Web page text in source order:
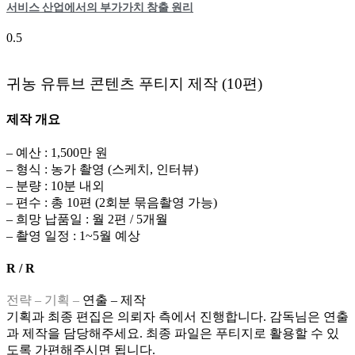
서비스 산업에서의 부가가치 창출 원리
귀농 유튜브 콘텐츠 푸티지 제작 (10편)
제작 개요
– 예산 : 1,500만 원
– 형식 : 농가 촬영 (스케치, 인터뷰)
– 분량 : 10분 내외
– 편수 : 총 10편 (2회분 묶음촬영 가능)
– 희망 납품일 : 월 2편 / 5개월
– 촬영 일정 : 1~5월 예상
R / R
전략 – 기획 – 연출 – 제작
기획과 최종 편집은 의뢰자 측에서 진행합니다. 감독님은 연출
과 제작을 담당해주세요. 최종 파일은 푸티지로 활용할 수 있
도록 가편해주시면 됩니다.